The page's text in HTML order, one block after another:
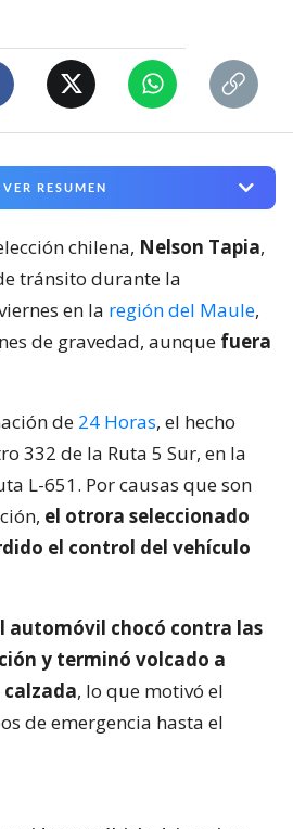
VER RESUMEN
chilena, Nelson Tapia,
tránsito durante la
en la región del Maule,
de gravedad, aunque fuera
de 24 Horas, el hecho
332 de la Ruta 5 Sur, en la
L-651. Por causas que son
el otrora seleccionado
el control del vehículo
automóvil chocó contra las
y terminó volcado a
, lo que motivó el
de emergencia hasta el